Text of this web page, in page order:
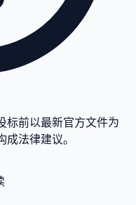
标前以最新官方文件为
法律建议。